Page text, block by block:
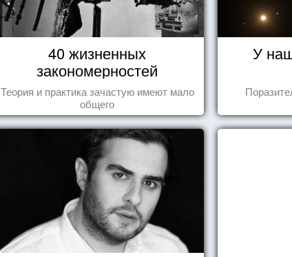
40 жизненных
закономерностей
Теория и практика зачастую имеют мало
общего
У